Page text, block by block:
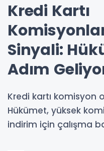
Kredi Kartı
Sinyali:
Adım
Kredi kartı komisyon
Hükümet, yüksek
indirim için çalışma